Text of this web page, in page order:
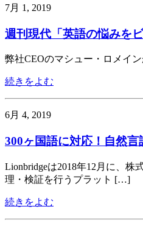
7月 1, 2019
週刊現代「英語の悩みを
弊社CEOのマシュー・ロメイ
続きをよむ
6月 4, 2019
300ヶ国語に対応！自然
Lionbridgeは2018年12月に、
理・検証を行うプラット […]
続きをよむ